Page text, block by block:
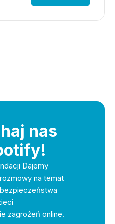
nas
Dajemy
na temat
zagrożeń online.